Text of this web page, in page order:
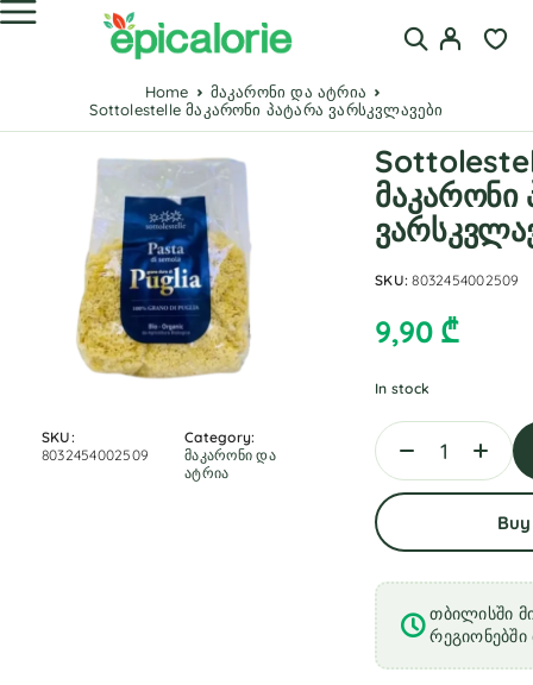
Home
მაკარონი და ატრია
Sottolestelle მაკარონი პატარა ვარსკვლავები
SKU:
8032454002509
Category:
მაკარონი და
ატრია
მაკარონი
SKU:8032454002509
9,90 ₾
In stock
თბილისში
რეგიონებში